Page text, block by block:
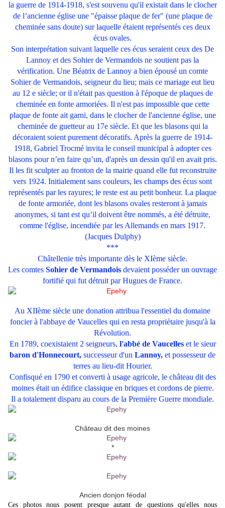
la guerre de 1914-1918, s'est souvenu qu'il existait dans le clocher
de l’ancienne église une "épaisse plaque de fer" (une plaque de
cheminée sans doute) sur laquelle étaient représentés ces deux
écus ovales.
Son interprétation suivant laquelle ces écus seraient ceux des De
Lannoy et des Sohier de Vermandois ne soutient pas la
vérification. Une Béatrix de Lannoy a bien épousé un comte
Sohier de Vermandois, seigneur du lieu; mais ce mariage eut lieu
au 12 e siècle; or il n'était pas question à l'époque de plaques de
cheminée en fonte armoriées. Il n'est pas impossible que cette
plaque de fonte ait garni, dans le clocher de l'ancienne église, une
cheminée de guetteur au 17e siècle. Et que les blasons qui la
décoraient soient purement décoratifs. Après la guerre de 1914-
1918, Gabriel Trocmé invita le conseil municipal à adopter ces
blasons pour n’en faire qu’un, d'après un dessin qu'il en avait pris.
Il les fit sculpter au fronton de la mairie quand elle fut reconstruite
vers 1924. Initialement sans couleurs, les champs des écus sont
représentés par les rayures; le reste est au petit bonheur. La plaque
de fonte armoriée, dont les blasons ovales resteront à jamais
anonymes, si tant est qu’il doivent être nommés, a été détruite,
comme l'église, incendiée par les Allemands en mars 1917.
(Jacques Dulphy)
***
Châtellenie très importante dès le XIème siècle.
Les comtes Sohier de Vermandois devaient posséder un ouvrage
fortifié qui fut détruit par Hugues de France.
Au XIIème siècle une donation attribua l'essentiel du domaine
foncier à l'abbaye de Vaucelles qui en resta propriétaire jusqu'à la
Révolution.
En 1789, coexistaient 2 seigneurs, l'abbé de Vaucelleset le sieur
baron d'Honnecourt, successeur d'un Lannoy, et possesseur de
terres au lieu-dit Hourier.
Confisqué en 1790 et converti à usage agricole, le château dit des
moines était un édifice classique en briques et cordons de pierre.
Il a totalement disparu au cours de la Première Guerre mondiale.
Château dit des moines
*
Ancien donjon féodal
Ces photos nous posent presque autant de questions qu'elles nous